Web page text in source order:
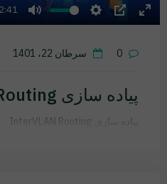
Mute Settings
PIP
0 سرطان 22، 1401
پیاده سازی InterVLAN Routing
پیاده سازی InterVLAN Routing